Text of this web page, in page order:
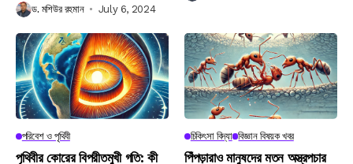
ড. মশিউর রহমান July 6, 2024
পরিবেশ ও পৃথিবী
পৃথিবীর কোরের বিপরীতমুখী গতি: কী
চিকিৎসা বিদ্যা বিজ্ঞান বিষয়ক খবর
পিঁপড়ারাও মানুষদের মতন অস্ত্রপচার